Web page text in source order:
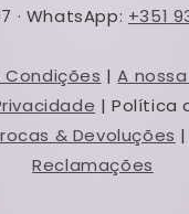
· WhatsApp: +351
Condições |A
| Política
& Devoluções |
Reclamações